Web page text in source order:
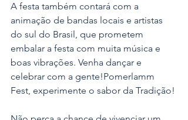
A festa também contará com a
animação de bandas locais e artistas
do sul do Brasil, que prometem
embalar a festa com muita música e
boas vibrações. Venha dançar e
celebrar com a gente!Pomerlamm
Fest, experimente o sabor da Tradição!